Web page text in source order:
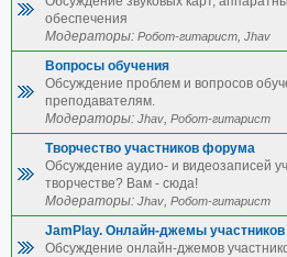
обеспечения
Модераторы: Робот-гитарист, Jhav
Вопросы обучения
Обсуждение проблем и вопросов
преподавателям.
Модераторы: Jhav, Робот-гитарист
Творчество участников форума
Обсуждение аудио- и видеозаписей
творчестве? Вам - сюда!
Модераторы: Jhav, Робот-гитарист
JamPlay. Онлайн-джемы
Обсуждение онлайн-джемов